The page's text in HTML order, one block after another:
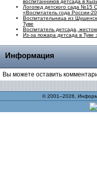
воспитанников детсада в
Логопед детского сада №15
«Воспитатель года России-
Воспитательница из
Туве
Воспитатель детсада,
Из-за пожара детсада в Туве
Информация
Вы можете оставить
© 2001–2026,